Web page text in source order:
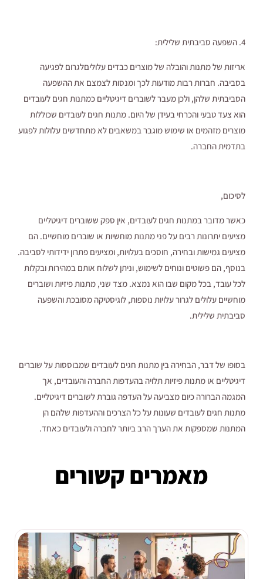
4. השפעה סביבתית שלילית:
אריזות של מתנות והובלה של מוצרים כבדים עלוליםלגרום לפגיעה
בסביבה. חברות רבות מודעות לכך ומנסות לצמצם את ההשפעה
הסביבתית שלהן, ולכן מעבר לשוברים דיגיטליים כמתנות חגים לעובדים
הוא צעד טבעי והכרחי בעידן של היום. מתנות חגים לעובדים שכוללות
מוצרים מזהמים או שימוש מוגבר במשאבים לא מתחדשים עלולות לפגוע
בתדמית החברה.
לסיכום,
כאשר מדובר במתנות חגים לעובדים, אין ספק ששוברים דיגיטליים
מציעים יתרונות רבים על פני מתנות מוחשיות או שוברים מוחשיים. הם
מציעים גמישות ובחירה, חוסכים בעלויות, ומציעים פתרון ידידותי לסביבה.
בנוסף, הם פשוטים ונוחים לשימוש, וניתן לשלוח אותם במהירות ובקלות
לכל עובד, בכל מקום שבו הוא נמצא. מצד שני, מתנות פיזיות ושוברים
מוחשיים עלולים לגרור עלויות נוספות, לוגיסטיקה מסובכת והשפעה
סביבתית שלילית.
בסופו של דבר, הבחירה בין מתנות חגים לעובדים שמבוססות על שוברים
דיגיטליים או מתנות פיזיות תלויה בהעדפות החברה והעובדים, אך
המגמה הברורה כיום מצביעה על העדפה גוברת לשוברים דיגיטליים.
מתנות חגים לעובדים שעונות על כל הצרכים וההעדפות שלהם הן
המתנות שמספקות את הערך הרב ביותר לחברה ולעובדים כאחד.
מאמרים קשורים